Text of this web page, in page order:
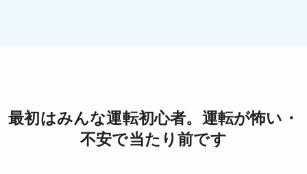
最初はみんな運転初心者。運転が怖い・
不安で当たり前です